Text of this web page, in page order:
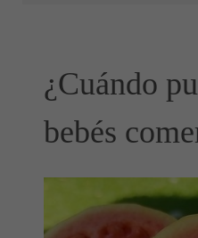
¿Cuándo
bebés